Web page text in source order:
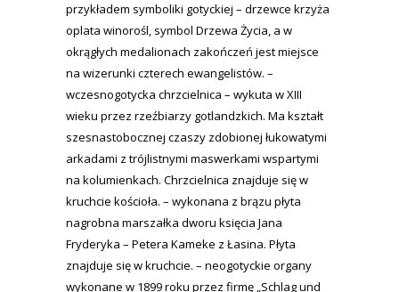
przykładem symboliki gotyckiej – drzewce krzyża
oplata winorośl, symbol Drzewa Życia, a w
okrągłych medalionach zakończeń jest miejsce
na wizerunki czterech ewangelistów. –
wczesnogotycka chrzcielnica – wykuta w XIII
wieku przez rzeźbiarzy gotlandzkich. Ma kształt
szesnastobocznej czaszy zdobionej łukowatymi
arkadami z trójlistnymi maswerkami wspartymi
na kolumienkach. Chrzcielnica znajduje się w
kruchcie kościoła. – wykonana z brązu płyta
nagrobna marszałka dworu księcia Jana
Fryderyka – Petera Kameke z Łasina. Płyta
znajduje się w kruchcie. – neogotyckie organy
wykonane w 1899 roku przez firmę „Schlag und